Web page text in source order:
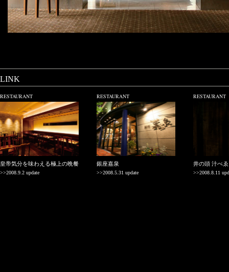
LINK
RESTAURANT
皇帝気分を味わえる極上の晩餐
>>2008.9.2 update
RESTAURANT
銀座嘉泉
>>2008.5.31 update
RESTAURANT
井の頭 汁べゑ
>>2008.8.11